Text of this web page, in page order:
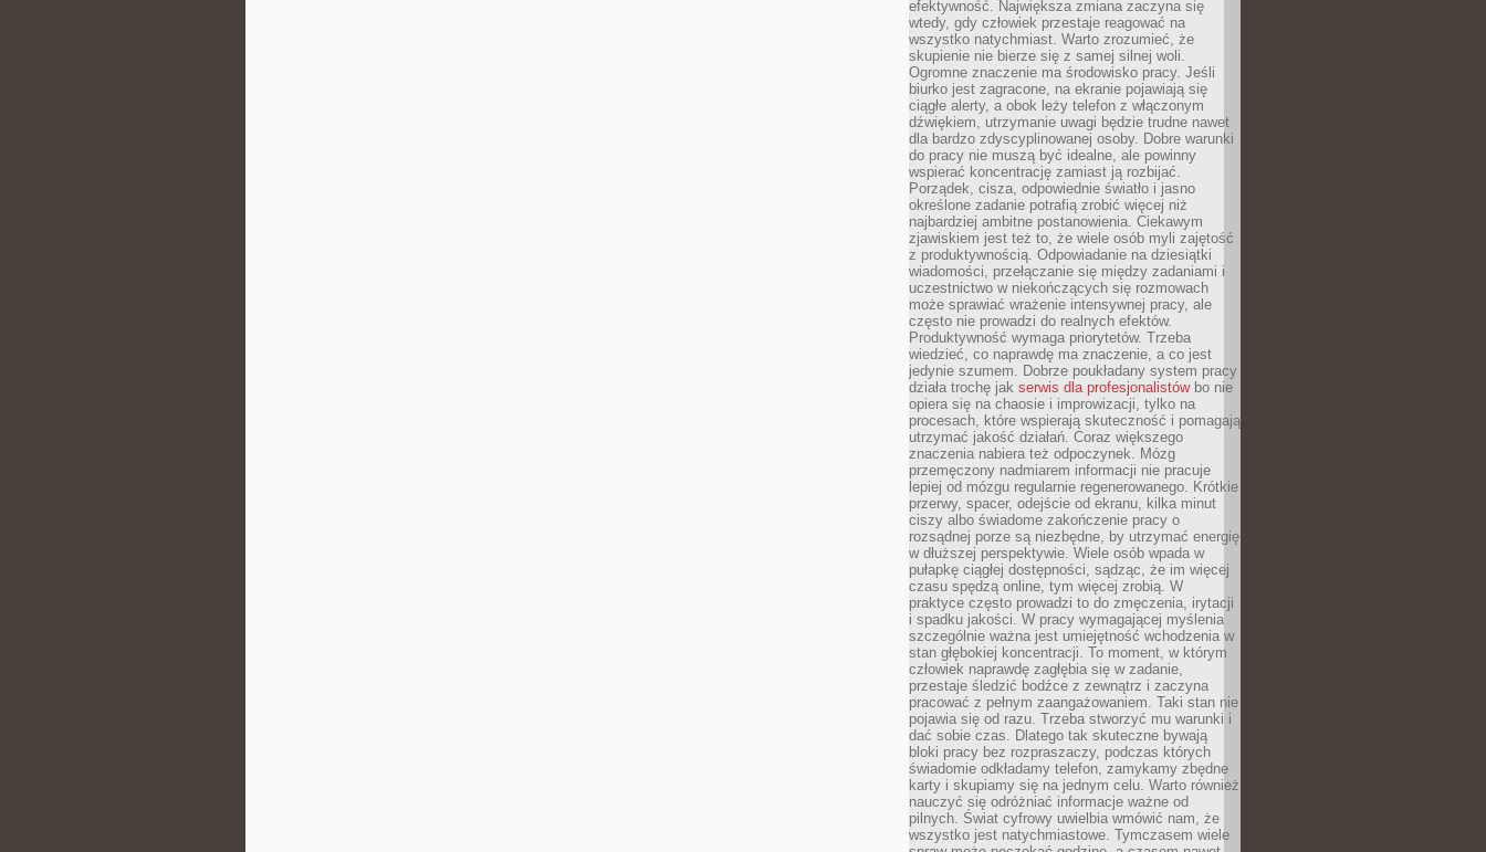
efektywność. Największa zmiana zaczyna się
wtedy, gdy człowiek przestaje reagować na
wszystko natychmiast. Warto zrozumieć, że
skupienie nie bierze się z samej silnej woli.
Ogromne znaczenie ma środowisko pracy. Jeśli
biurko jest zagracone, na ekranie pojawiają się
ciągłe alerty, a obok leży telefon z włączonym
dźwiękiem, utrzymanie uwagi będzie trudne nawet
dla bardzo zdyscyplinowanej osoby. Dobre warunki
do pracy nie muszą być idealne, ale powinny
wspierać koncentrację zamiast ją rozbijać.
Porządek, cisza, odpowiednie światło i jasno
określone zadanie potrafią zrobić więcej niż
najbardziej ambitne postanowienia. Ciekawym
zjawiskiem jest też to, że wiele osób myli zajętość
z produktywnością. Odpowiadanie na dziesiątki
wiadomości, przełączanie się między zadaniami i
uczestnictwo w niekończących się rozmowach
może sprawiać wrażenie intensywnej pracy, ale
często nie prowadzi do realnych efektów.
Produktywność wymaga priorytetów. Trzeba
wiedzieć, co naprawdę ma znaczenie, a co jest
jedynie szumem. Dobrze poukładany system pracy
działa trochę jak serwis dla profesjonalistówbo nie
opiera się na chaosie i improwizacji, tylko na
procesach, które wspierają skuteczność i pomagają
utrzymać jakość działań. Coraz większego
znaczenia nabiera też odpoczynek. Mózg
przemęczony nadmiarem informacji nie pracuje
lepiej od mózgu regularnie regenerowanego. Krótkie
przerwy, spacer, odejście od ekranu, kilka minut
ciszy albo świadome zakończenie pracy o
rozsądnej porze są niezbędne, by utrzymać energię
w dłuższej perspektywie. Wiele osób wpada w
pułapkę ciągłej dostępności, sądząc, że im więcej
czasu spędzą online, tym więcej zrobią. W
praktyce często prowadzi to do zmęczenia, irytacji
i spadku jakości. W pracy wymagającej myślenia
szczególnie ważna jest umiejętność wchodzenia w
stan głębokiej koncentracji. To moment, w którym
człowiek naprawdę zagłębia się w zadanie,
przestaje śledzić bodźce z zewnątrz i zaczyna
pracować z pełnym zaangażowaniem. Taki stan nie
pojawia się od razu. Trzeba stworzyć mu warunki i
dać sobie czas. Dlatego tak skuteczne bywają
bloki pracy bez rozpraszaczy, podczas których
świadomie odkładamy telefon, zamykamy zbędne
karty i skupiamy się na jednym celu. Warto również
nauczyć się odróżniać informacje ważne od
pilnych. Świat cyfrowy uwielbia wmówić nam, że
wszystko jest natychmiastowe. Tymczasem wiele